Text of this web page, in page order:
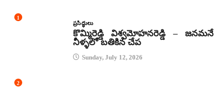
1
ప్రసిద్ధులు
కొమ్మిరెడ్డి విశ్వమోహనరెడ్డి – జనమనే
నీళ్ళలో బతికిన చేప
Sunday, July 12, 2026
2